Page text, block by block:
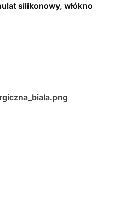
silikonowy, włókno